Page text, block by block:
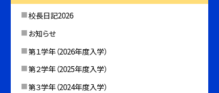
校長日記2026
お知らせ
第１学年（2026年度入学）
第２学年（2025年度入学）
第３学年（2024年度入学）